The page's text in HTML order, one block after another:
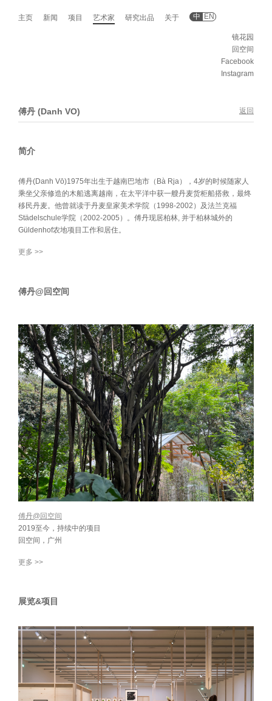
主页 新闻 项目 艺术家 研究出品 关于 中 EN
镜花园
回空间
Facebook
Instagram
返回
傅丹 (Danh VO)
简介
傅丹(Danh Vō)1975年出生于越南巴地市（Bà Rja），4岁的时候随家人
乘坐父亲修造的木船逃离越南，在太平洋中获一艘丹麦货柜船搭救，最终
移民丹麦。他曾就读于丹麦皇家美术学院（1998-2002）及法兰克福
Städelschule学院（2002-2005）。傅丹现居柏林, 并于柏林城外的
Güldenhof农地项目工作和居住。
更多 >>
傅丹@回空间
傅丹@回空间
2019至今，持续中的项目
回空间，广州
更多 >>
展览&项目